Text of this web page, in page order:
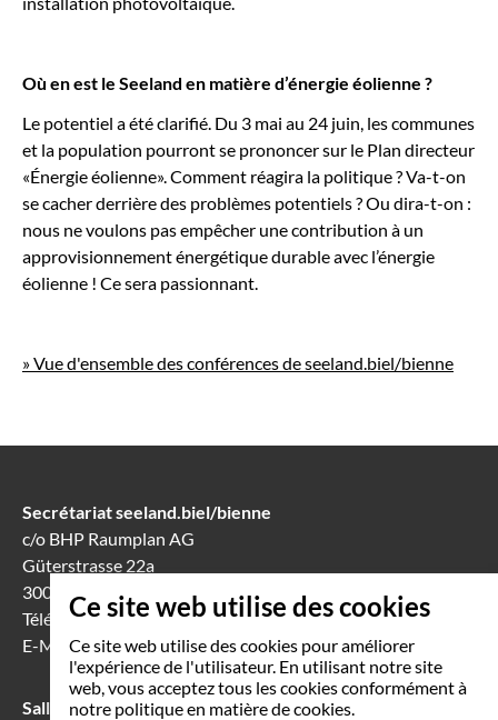
Ce site web utilise des cookies
Ce site web utilise des cookies pour améliorer
l'expérience de l'utilisateur. En utilisant notre site
web, vous acceptez tous les cookies conformément à
notre politique en matière de cookies.
Où en est le Seeland en matière d’énergie éolienne ?
Le potentiel a été clarifié. Du 3 mai au 24 juin, les communes
et la population pourront se prononcer sur le Plan directeur
«Énergie éolienne». Comment réagira la politique ? Va-t-on
se cacher derrière des problèmes potentiels ? Ou dira-t-on :
nous ne voulons pas empêcher une contribution à un
approvisionnement énergétique durable avec l’énergie
éolienne ! Ce sera passionnant.
» Vue d'ensemble des conférences de seeland.biel/bienne
Secrétariat seeland.biel/bienne
c/o BHP Raumplan AG
Güterstrasse 22a
3008 Berne
Téléphone 031 388 60 60
E-Mail
info(at)seeland-biel-bienne.ch
Salle de séance à Bienne